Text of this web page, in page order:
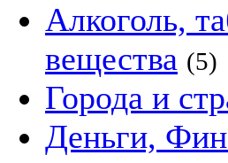
Алкоголь,
вещества (5)
Города и
Деньги,